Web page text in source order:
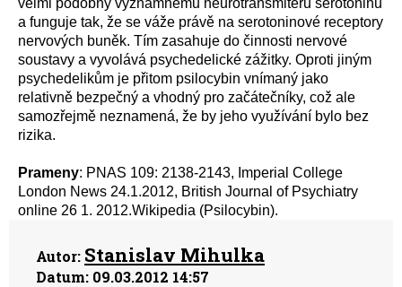
velmi podobný významnému neurotransmiteru serotoninu
a funguje tak, že se váže právě na serotoninové receptory
nervových buněk. Tím zasahuje do činnosti nervové
soustavy a vyvolává psychedelické zážitky. Oproti jiným
psychedelikům je přitom psilocybin vnímaný jako
relativně bezpečný a vhodný pro začátečníky, což ale
samozřejmě neznamená, že by jeho využívání bylo bez
rizika.
Prameny: PNAS 109: 2138-2143, Imperial College
London News 24.1.2012, British Journal of Psychiatry
online 26 1. 2012.Wikipedia (Psilocybin).
Autor: Stanislav Mihulka
Datum: 09.03.2012 14:57